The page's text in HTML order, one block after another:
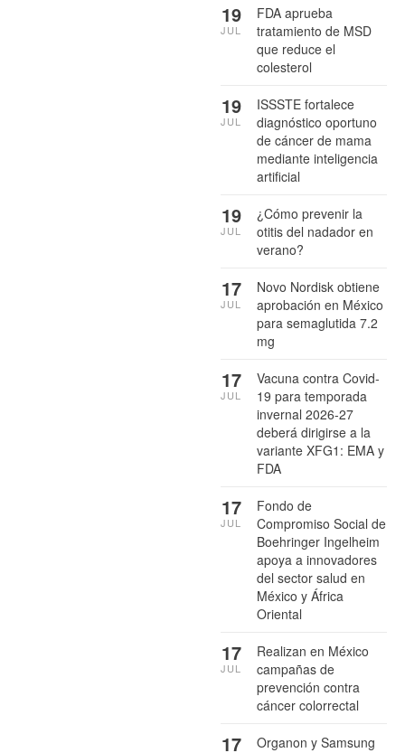
FDA aprueba
tratamiento de MSD
que reduce el
colesterol
19
JUL
ISSSTE fortalece
diagnóstico oportuno
de cáncer de mama
mediante inteligencia
artificial
19
JUL
¿Cómo prevenir la
otitis del nadador en
verano?
19
JUL
Novo Nordisk obtiene
aprobación en México
para semaglutida 7.2
mg
17
JUL
Vacuna contra Covid-
19 para temporada
invernal 2026-27
deberá dirigirse a la
variante XFG1: EMA y
FDA
17
JUL
Fondo de
Compromiso Social de
Boehringer Ingelheim
apoya a innovadores
del sector salud en
México y África
Oriental
17
JUL
Realizan en México
campañas de
prevención contra
cáncer colorrectal
17
JUL
Organon y Samsung
17